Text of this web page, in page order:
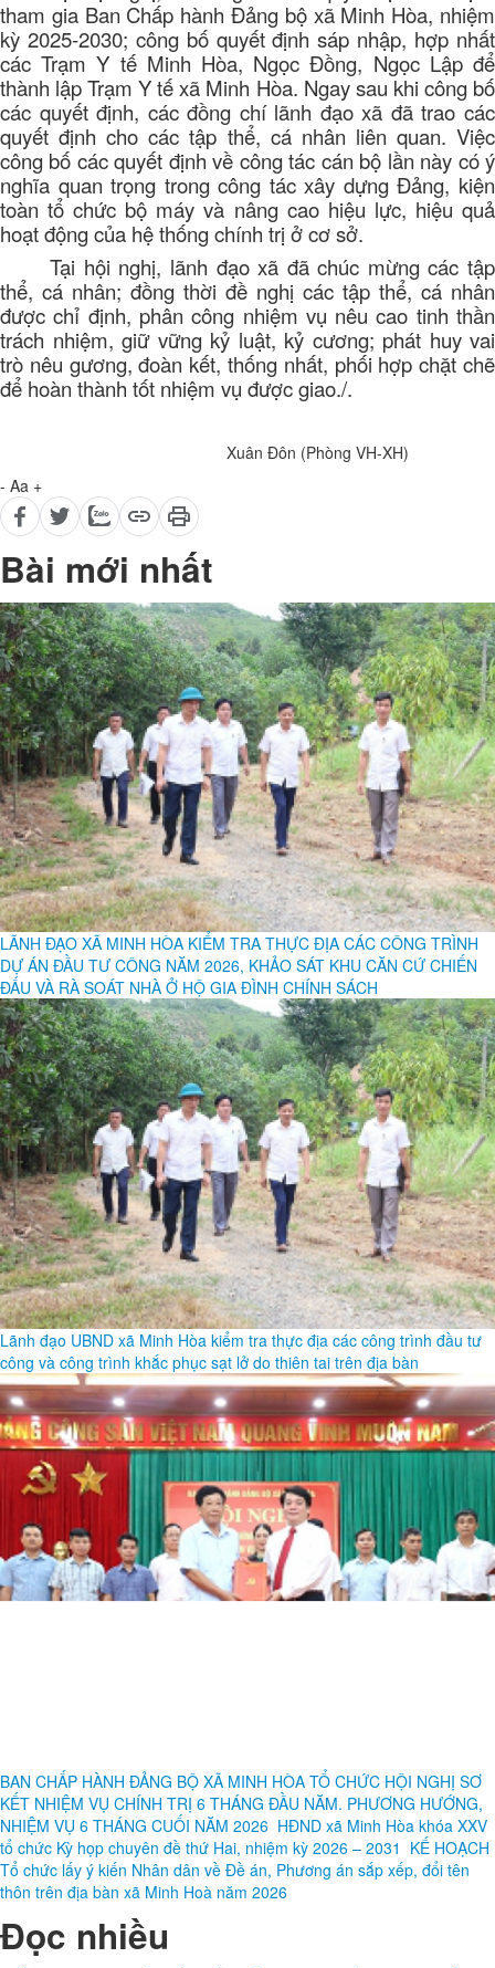
Một số hình ảnh các đồng chí lãnh đạo xã trao các
quyết định tại hội nghị
Tại hội nghị, đã công bố các quyết định chỉ định
tham gia Ban Chấp hành Đảng bộ xã Minh Hòa, nhiệm
kỳ 2025-2030; công bố quyết định sáp nhập, hợp nhất
các Trạm Y tế Minh Hòa, Ngọc Đồng, Ngọc Lập để
thành lập Trạm Y tế xã Minh Hòa. Ngay sau khi công bố
các quyết định, các đồng chí lãnh đạo xã đã trao các
quyết định cho các tập thể, cá nhân liên quan. Việc
công bố các quyết định về công tác cán bộ lần này có ý
nghĩa quan trọng trong công tác xây dựng Đảng, kiện
toàn tổ chức bộ máy và nâng cao hiệu lực, hiệu quả
hoạt động của hệ thống chính trị ở cơ sở.
Tại hội nghị, lãnh đạo xã đã chúc mừng các tập
thể, cá nhân; đồng thời đề nghị các tập thể, cá nhân
trách nhiệm, giữ vững kỷ luật, kỷ cương; phát huy vai
trò nêu gương, đoàn kết, thống nhất, phối hợp chặt chẽ
để hoàn thành tốt nhiệm vụ được giao./.
Xuân Đôn (Phòng VH-XH)
Bài mới nhất
LÃNH ĐẠO XÃ MINH HÒA KIỂM TRA THỰC ĐỊA CÁC CÔNG TRÌNH
DỰ ÁN ĐẦU TƯ CÔNG NĂM 2026, KHẢO SÁT KHU CĂN CỨ CHIẾN
ĐẤU VÀ RÀ SOÁT NHÀ Ở HỘ GIA ĐÌNH CHÍNH SÁCH
Lãnh đạo UBND xã Minh Hòa kiểm tra thực địa các công trình đầu tư
công và công trình khắc phục sạt lở do thiên tai trên địa bàn
BAN CHẤP HÀNH ĐẢNG BỘ XÃ MINH HÒA TỔ CHỨC HỘI NGHỊ SƠ
KẾT NHIỆM VỤ CHÍNH TRỊ 6 THÁNG ĐẦU NĂM. PHƯƠNG HƯỚNG,
NHIỆM VỤ 6 THÁNG CUỐI NĂM 2026
tổ chức Kỳ họp chuyên đề thứ Hai, nhiệm kỳ 2026 – 2031